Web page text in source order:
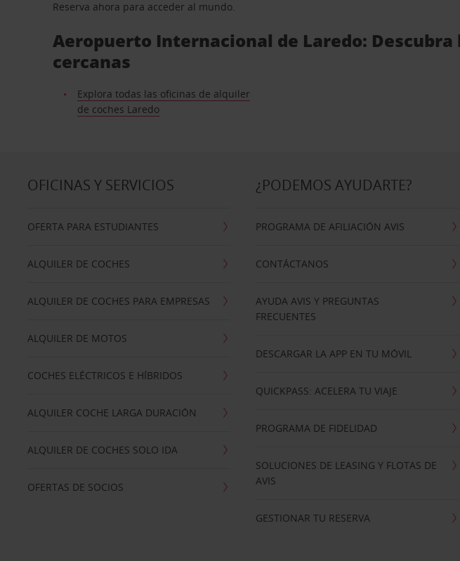
Reserva ahora para acceder al mundo.
Aeropuerto Internacional de Laredo:
cercanas
Explora todas las oficinas de alquiler
de coches Laredo
OFICINAS Y SERVICIOS
OFERTA PARA ESTUDIANTES
ALQUILER DE COCHES
ALQUILER DE COCHES PARA EMPRESAS
ALQUILER DE MOTOS
COCHES ELÉCTRICOS E HÍBRIDOS
ALQUILER COCHE LARGA DURACIÓN
ALQUILER DE COCHES SOLO IDA
OFERTAS DE SOCIOS
¿PODEMOS AYUDARTE?
PROGRAMA DE AFILIACIÓN AVIS
CONTÁCTANOS
AYUDA AVIS Y PREGUNTAS
FRECUENTES
DESCARGAR LA APP EN TU MÓVIL
QUICKPASS: ACELERA TU VIAJE
PROGRAMA DE FIDELIDAD
SOLUCIONES DE LEASING Y FLOTAS DE
AVIS
GESTIONAR TU RESERVA